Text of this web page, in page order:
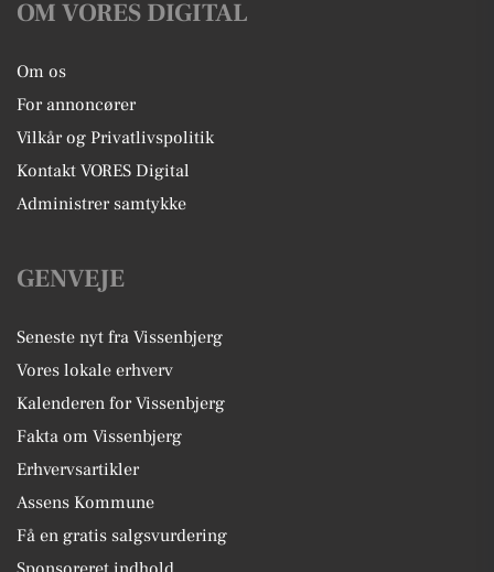
OM VORES DIGITAL
Om os
For annoncører
Vilkår og Privatlivspolitik
Kontakt VORES Digital
Administrer samtykke
GENVEJE
Seneste nyt fra Vissenbjerg
Vores lokale erhverv
Kalenderen for Vissenbjerg
Fakta om Vissenbjerg
Erhvervsartikler
Assens Kommune
Få en gratis salgsvurdering